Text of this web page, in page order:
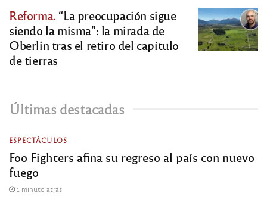
Reforma. “La preocupación sigue
siendo la misma”: la mirada de
Oberlin tras el retiro del capítulo
de tierras
Últimas destacadas
ESPECTÁCULOS
Foo Fighters afina su regreso al país con nuevo
fuego
1 minuto atrás